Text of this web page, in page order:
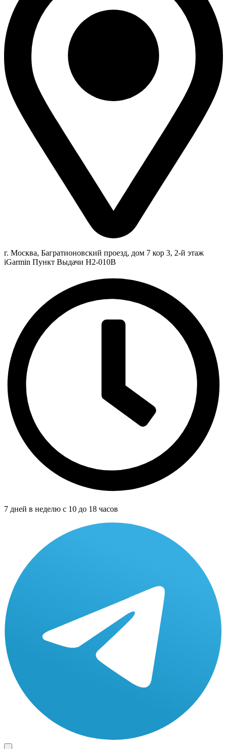
г. Москва, Багратионовский проезд, дом 7 кор 3, 2-й этаж
iGarmin Пункт Выдачи Н2-010В
7 дней в неделю с 10 до 18 часов